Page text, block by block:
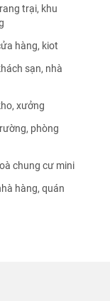
trại, khu
hàng, kiot
sạn, nhà
xưởng
phòng
chung cư mini
hàng, quán